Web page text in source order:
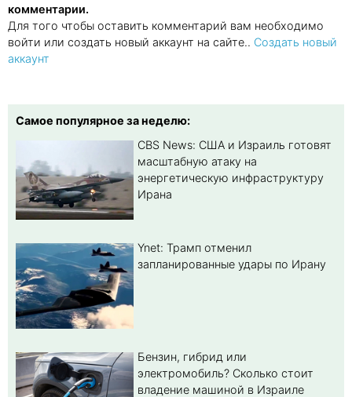
комментарии.
Для того чтобы оставить комментарий вам необходимо
войти или создать новый аккаунт на сайте.. Создать новый
аккаунт
Самое популярное за неделю:
CBS News: США и Израиль готовят
масштабную атаку на
энергетическую инфраструктуру
Ирана
Ynet: Трамп отменил
запланированные удары по Ирану
Бензин, гибрид или
электромобиль? Cколько стоит
владение машиной в Израиле